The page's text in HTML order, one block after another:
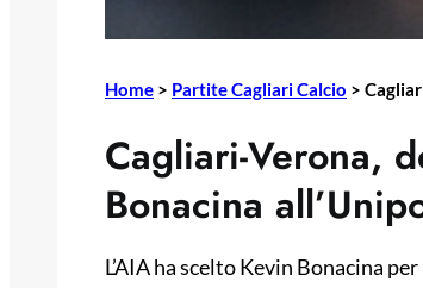
Home > Partite Cagliari Calcio >
Cagliari-Verona,
Bonacina
L’AIA ha scelto Kevin Bonacina